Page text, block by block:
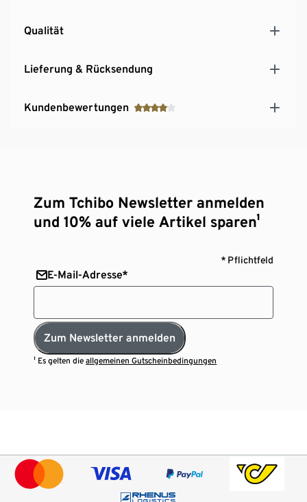
Qualität
Lieferung & Rücksendung
Kundenbewertungen
Zum Tchibo Newsletter anmelden
und 10% auf viele Artikel sparen¹
* Pflichtfeld
E-Mail-Adresse*
Zum Newsletter anmelden
¹ Es gelten dieallgemeinen Gutscheinbedingungen